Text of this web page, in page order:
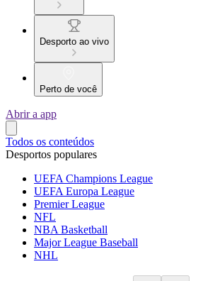
Desporto ao vivo
Perto de você
Abrir a app
Todos os conteúdos
Desportos populares
UEFA Champions League
UEFA Europa League
Premier League
NFL
NBA Basketball
Major League Baseball
NHL